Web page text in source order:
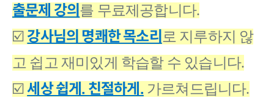
출문제 강의 를 무료제공합니다.
☑️ 강사님의 명쾌한 목소리 로 지루하지 않
고 쉽고 재미있게 학습할 수 있습니다.
☑️세상 쉽게. 친절하게. 가르쳐드립니다.